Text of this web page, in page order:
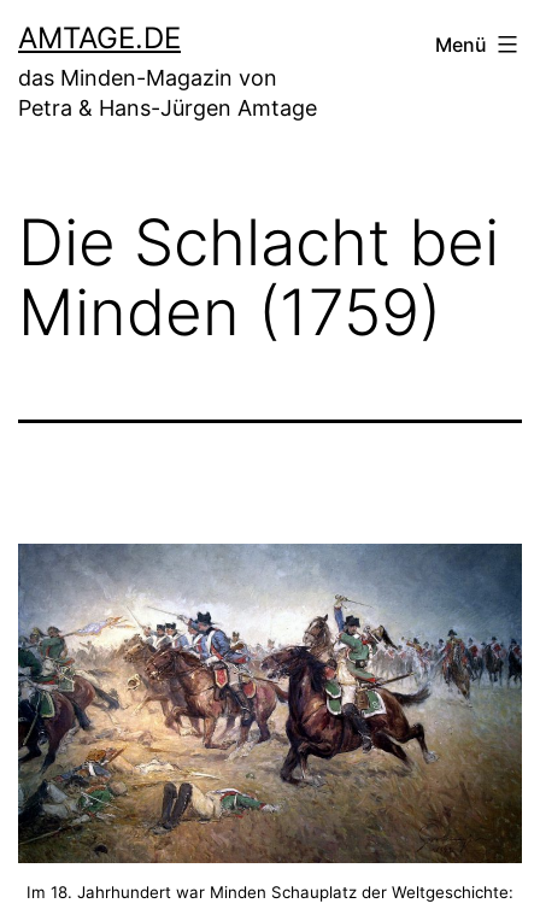
Zum
Inhalt
springen
AMTAGE.DE
das Minden-Magazin von
Petra & Hans-Jürgen Amtage
Menü
Die Schlacht bei
Minden (1759)
Im 18. Jahrhundert war Minden Schauplatz der Weltgeschichte: